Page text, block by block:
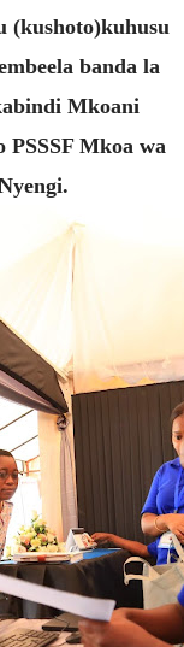
(kushoto)kuhusu
banda la
Mkoani
Mkoa wa